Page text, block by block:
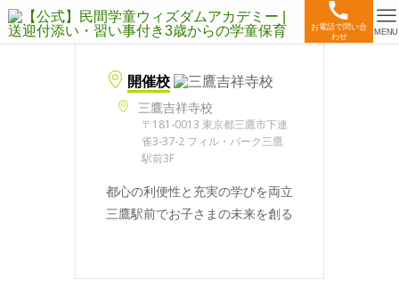
お電話で問い合
わせ
MENU
開催校
三鷹吉祥寺校
〒181-0013 東京都三鷹市下連
雀3-37-2 フィル・パーク三鷹
駅前3F
都心の利便性と充実の学びを両立
三鷹駅前でお子さまの未来を創る